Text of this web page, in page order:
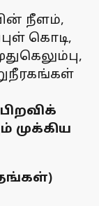
நீளம்,
கொடி,
முக்கிய